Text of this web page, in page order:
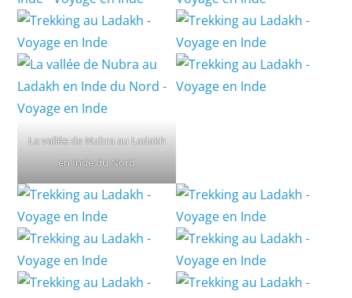
La vallée de Nubra au Ladakh
en Inde du Nord